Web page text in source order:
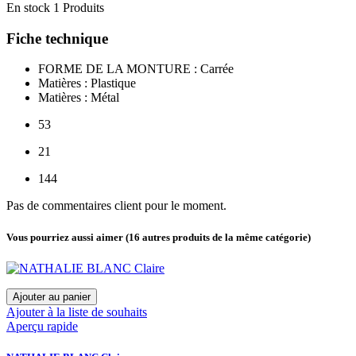
En stock 1 Produits
Fiche technique
FORME DE LA MONTURE : Carrée
Matières : Plastique
Matières : Métal
53
21
144
Pas de commentaires client pour le moment.
Vous pourriez aussi aimer (16 autres produits de la même catégorie)
Ajouter au panier
Ajouter à la liste de souhaits
Aperçu rapide